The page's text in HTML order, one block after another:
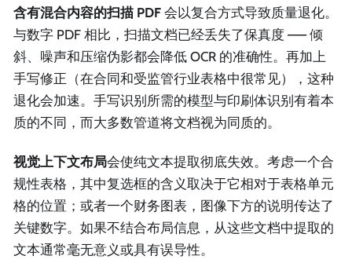
含有混合内容的扫描 PDF 会以复合方式导致质量退化。
与数字 PDF 相比，扫描文档已经丢失了保真度 —— 倾
斜、噪声和压缩伪影都会降低 OCR 的准确性。再加上
手写修正（在合同和受监管行业表格中很常见），这种
退化会加速。手写识别所需的模型与印刷体识别有着本
质的不同，而大多数管道将文档视为同质的。
视觉上下文布局会使纯文本提取彻底失效。考虑一个合
规性表格，其中复选框的含义取决于它相对于表格单元
格的位置；或者一个财务图表，图像下方的说明传达了
关键数字。如果不结合布局信息，从这些文档中提取的
文本通常毫无意义或具有误导性。